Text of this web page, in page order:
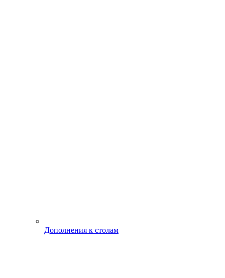
Дополнения к столам